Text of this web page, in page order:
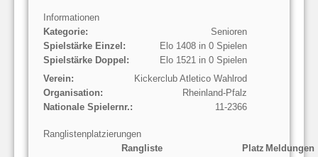
Informationen
Kategorie:
Senioren
Spielstärke Einzel:
Elo 1408 in 0 Spielen
Spielstärke Doppel:
Elo 1521 in 0 Spielen
Verein:
Kickerclub Atletico Wahlrod
Organisation:
Rheinland-Pfalz
Nationale Spielernr.:
11-2366
Ranglistenplatzierungen
Rangliste
Platz Meldungen